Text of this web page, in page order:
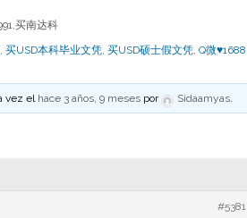
买南达科
, 买USD本科毕业文凭, 买USD硕士假文凭, Q微♥1688
vez el hace 3 años, 9 meses por Sidaamyas.
#5381